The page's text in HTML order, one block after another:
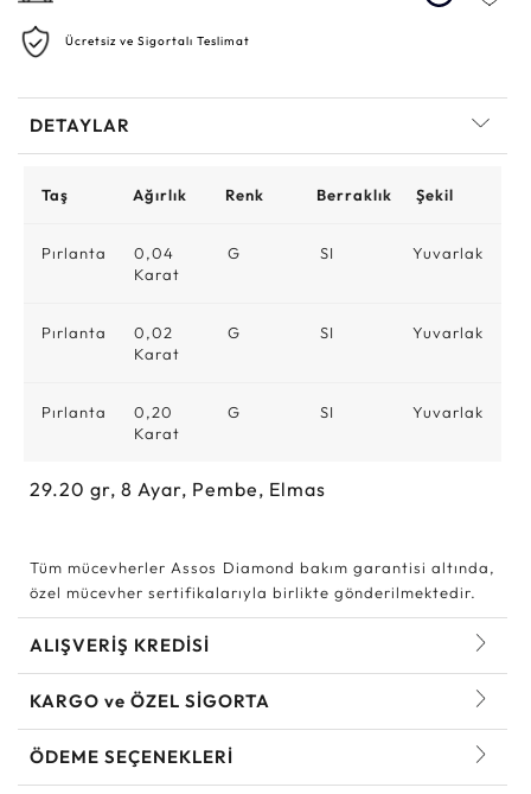
Ücretsiz ve Sigortalı Teslimat
DETAYLAR
Taş Ağırlık Renk Berraklık Şekil
Pırlanta
0,04
Karat
G SI Yuvarlak
Pırlanta
0,02
Karat
G SI Yuvarlak
Pırlanta
0,20
Karat
G SI Yuvarlak
29.20 gr, 8 Ayar, Pembe, Elmas
Tüm mücevherler Assos Diamond bakım garantisi altında,
özel mücevher sertifikalarıyla birlikte gönderilmektedir.
ALIŞVERİŞ KREDİSİ
KARGO ve ÖZEL SİGORTA
ÖDEME SEÇENEKLERİ